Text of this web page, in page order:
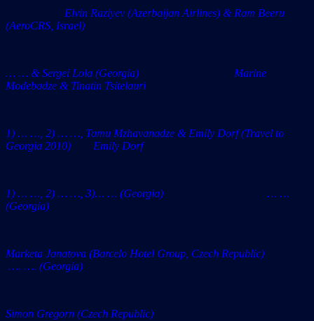
Elvin Raziyev (Azerbaijan Airlines) & Ram Beeru
(AeroCRS, Israel)
… … & Sergei Lola (Georgia) Marine
Modebadze & Tinatin Tsitelauri
1) … …, 2) … …, Tamu Mzhavanadze & Emily Dorf (Travel to
Georgia 2010)
Emily Dorf
1) … …, 2) … …, 3)… … (Georgia) … …
(Georgia)
Marketa Janatova (Barcelo Hotel Group, Czech Republic)
…. …. (Georgia)
Simon Gregorn (Czech Republic)